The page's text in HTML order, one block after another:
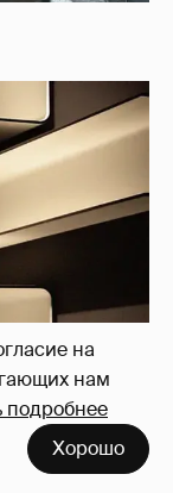
на
нам
подробнее
Хорошо